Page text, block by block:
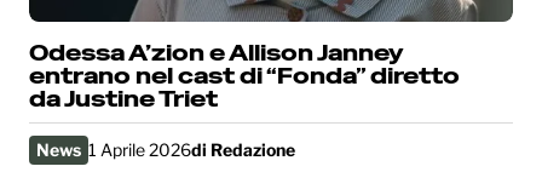
Odessa A’zion e Allison Janney
entrano nel cast di “Fonda” diretto
da Justine Triet
News 1 Aprile 2026di Redazione